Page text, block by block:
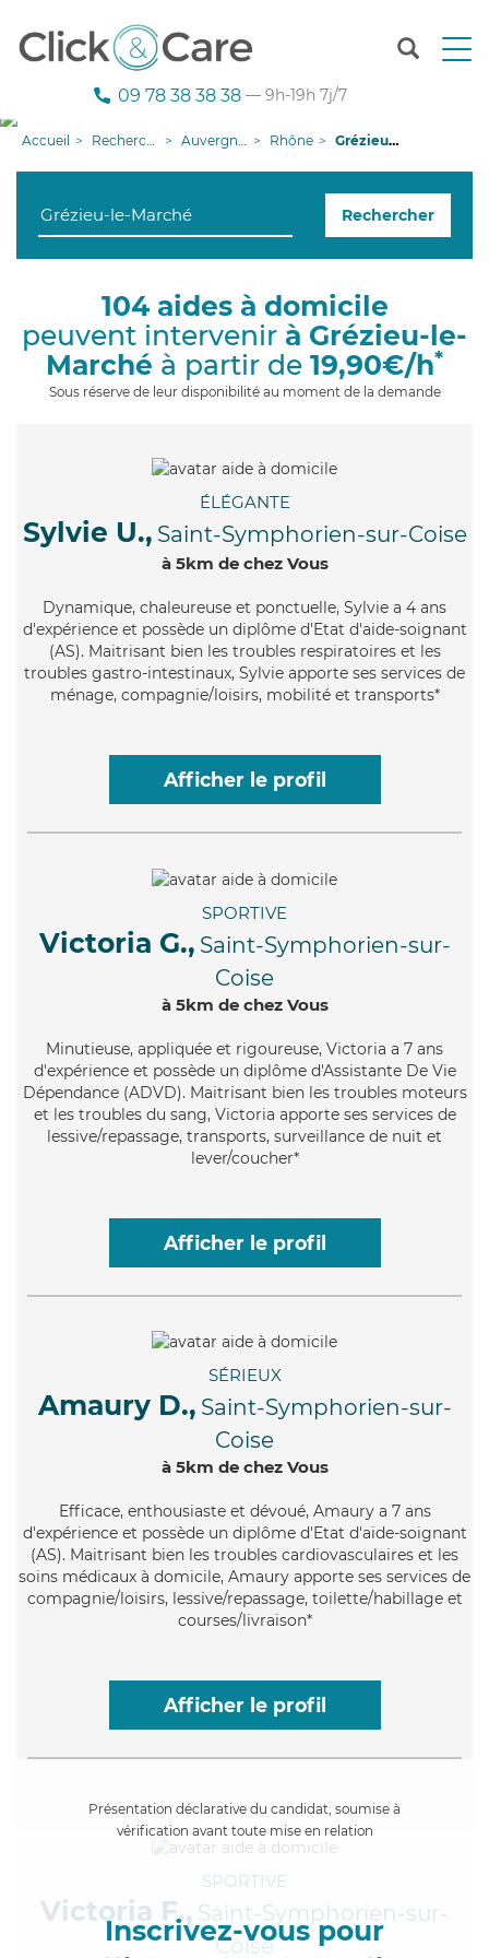
T
n
g
i
09 78 38 38 38 — 9h-19h 7j/7
Accueil Recherche aide à domicile Auvergne-Rhône-Alpes Rhône Grézieu-le-Marché
Rechercher
104 aides à domicile
peuvent intervenir à Grézieu-le-
Marché à partir de 19,90€/h*
Sous réserve de leur disponibilité au moment de la demande
ÉLÉGANTE
Sylvie U., Saint-Symphorien-sur-Coise
à 5km de chez Vous
Dynamique, chaleureuse et ponctuelle, Sylvie a 4 ans
d'expérience et possède un diplôme d'Etat d'aide-soignant
(AS). Maitrisant bien les troubles respiratoires et les
troubles gastro-intestinaux, Sylvie apporte ses services de
ménage, compagnie/loisirs, mobilité et transports*
Afficher le profil
SPORTIVE
Victoria G., Saint-Symphorien-sur-
Coise
à 5km de chez Vous
Minutieuse, appliquée et rigoureuse, Victoria a 7 ans
d'expérience et possède un diplôme d'Assistante De Vie
Dépendance (ADVD). Maitrisant bien les troubles moteurs
et les troubles du sang, Victoria apporte ses services de
lessive/repassage, transports, surveillance de nuit et
lever/coucher*
Afficher le profil
SÉRIEUX
Amaury D., Saint-Symphorien-sur-
Coise
à 5km de chez Vous
Efficace, enthousiaste et dévoué, Amaury a 7 ans
d'expérience et possède un diplôme d'Etat d'aide-soignant
(AS). Maitrisant bien les troubles cardiovasculaires et les
soins médicaux à domicile, Amaury apporte ses services de
compagnie/loisirs, lessive/repassage, toilette/habillage et
courses/livraison*
Afficher le profil
Présentation déclarative du candidat, soumise à
vérification avant toute mise en relation
Inscrivez-vous pour
SPORTIVE
Victoria F., Saint-Symphorien-sur-
Coise